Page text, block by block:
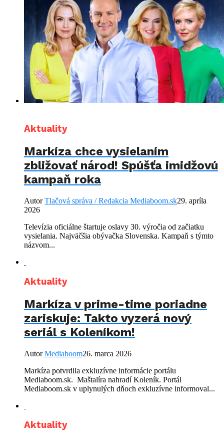
Aktuality
Markíza chce vysielaním
zbližovať národ! Spúšťa imidžovú
kampaň roka
AutorTlačová správa / Redakcia Mediaboom.sk29. apríla
2026
Televízia oficiálne štartuje oslavy 30. výročia od začiatku
vysielania. Najväčšia obývačka Slovenska. Kampaň s týmto
názvom...
Aktuality
Markíza v prime-time poriadne
zariskuje: Takto vyzerá nový
seriál s Koleníkom!
AutorMediaboom26. marca 2026
Markíza potvrdila exkluzívne informácie portálu
Mediaboom.sk. Maštalíra nahradí Koleník. Portál
Mediaboom.sk v uplynulých dňoch exkluzívne informoval...
Aktuality